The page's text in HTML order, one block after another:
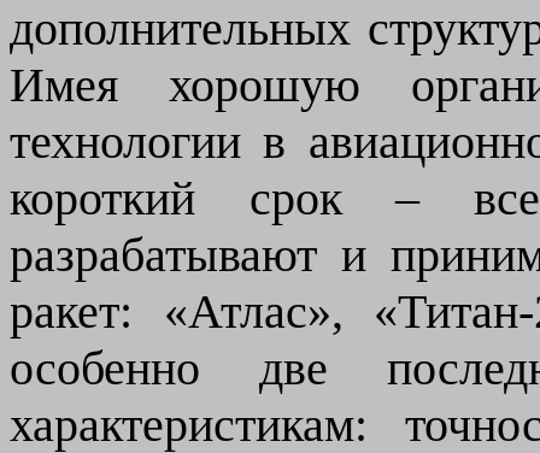
дополнительных
Имея хорошую
технологии в
короткий срок –
разрабатывают и
ракет: «Атлас»,
особенно две
характеристикам: